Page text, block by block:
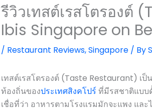
รีวิวเทสต์เรสโตรองต์
Ibis Singapore on
/ Restaurant Reviews,Singapore/ By
เทสต์เรสโตรองต์ (Taste Restaurant) เ
ท้องถิ่นของประเทศสิงคโปร์ ที่มีรสชาติแบบ
เชื่อที่ว่า อาหารตามโรงแรมมักจะแพง และ